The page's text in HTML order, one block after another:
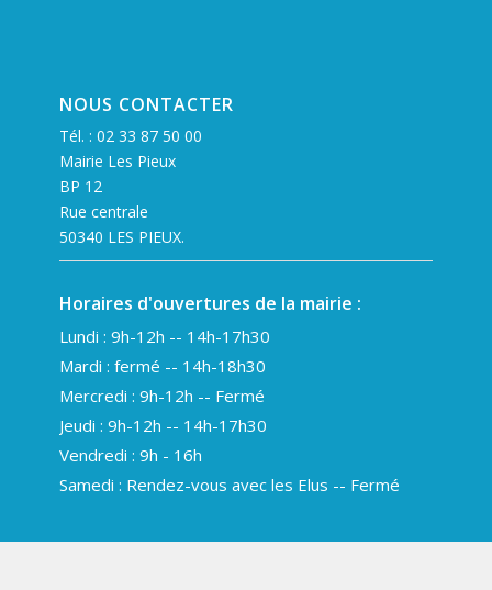
NOUS CONTACTER
Tél. : 02 33 87 50 00
Mairie Les Pieux
BP 12
Rue centrale
50340 LES PIEUX.
Horaires d'ouvertures de la mairie :
Lundi : 9h-12h -- 14h-17h30
Mardi : fermé -- 14h-18h30
Mercredi : 9h-12h -- Fermé
Jeudi : 9h-12h -- 14h-17h30
Vendredi : 9h - 16h
Samedi : Rendez-vous avec les Elus -- Fermé